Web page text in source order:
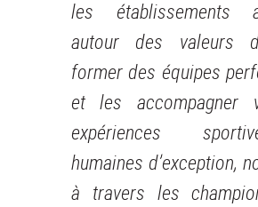
les établissements
autour des valeurs
former des équipes
et les accompagner
expériences
humaines d’exception,
à travers les